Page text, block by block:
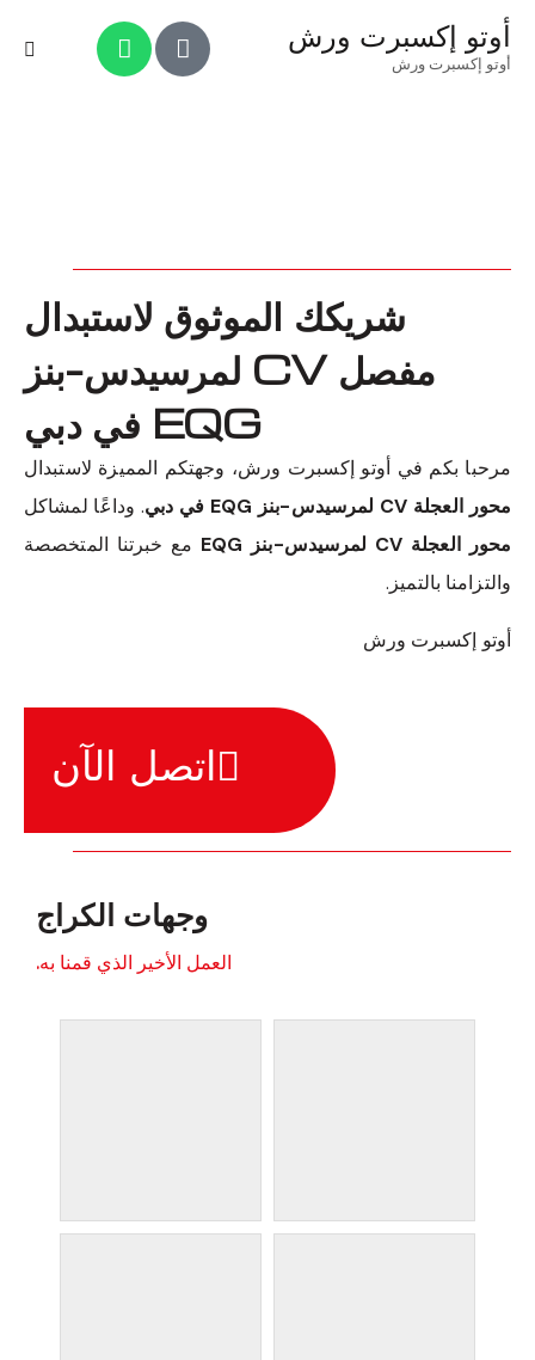
أوتو إكسبرت ورش
أوتو إكسبرت ورش
شريكك الموثوق لاستبدال
مفصل CV لمرسيدس-بنز
EQG في دبي
مرحبا بكم في أوتو إكسبرت ورش، وجهتكم المميزة لاستبدال
محور العجلة CV لمرسيدس-بنز EQG في دبي
. وداعًا لمشاكل
محور العجلة CV لمرسيدس-بنز EQG
مع خبرتنا المتخصصة
والتزامنا بالتميز.
أوتو إكسبرت ورش
اتصل الآن
وجهات الكراج
العمل الأخير الذي قمنا به.